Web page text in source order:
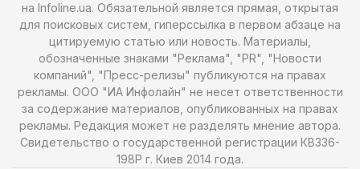
на Infoline.ua. Обязательной является прямая, открытая
для поисковых систем, гиперссылка в первом абзаце на
цитируемую статью или новость. Материалы,
обозначенные знаками "Реклама", "PR", "Новости
компаний", "Пресс-релизы" публикуются на правах
рекламы. ООО "ИА Инфолайн" не несет ответственности
за содержание материалов, опубликованных на правах
рекламы. Редакция может не разделять мнение автора.
Свидетельство о государственной регистрации КВ336-
198Р г. Киев 2014 года.